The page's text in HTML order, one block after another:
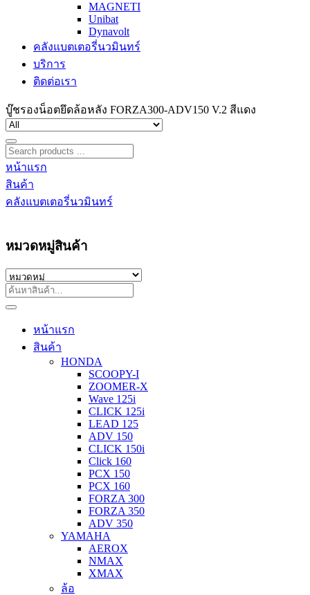
MAGNETI
Unibat
Dynavolt
คลังแบตเตอรี่นวมินทร์
บริการ
ติดต่อเรา
บู๊ชรองน็อตยึดล้อหลัง FORZA300-ADV150 V.2 สีแดง
หน้าแรก
สินค้า
คลังแบตเตอรี่นวมินทร์
หมวดหมู่สินค้า
หน้าแรก
สินค้า
HONDA
SCOOPY-I
ZOOMER-X
Wave 125i
CLICK 125i
LEAD 125
ADV 150
CLICK 150i
Click 160
PCX 150
PCX 160
FORZA 300
FORZA 350
ADV 350
YAMAHA
AEROX
NMAX
XMAX
ล้อ